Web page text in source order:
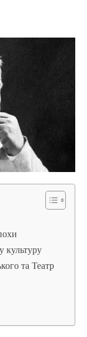
культуру
та Театр